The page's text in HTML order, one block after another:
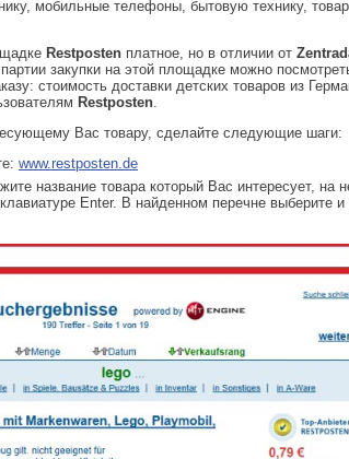
мобильные телефоны, бытовую технику,
Restposten платное, но в отличии от
закупки на этой площадке можно
стоимость доставки детских товаров из
Restposten.
Вас товару, сделайте следующие шаги:
www.restposten.de
название товара который Вас интересует, на
Enter. В найденном перечне выберите и